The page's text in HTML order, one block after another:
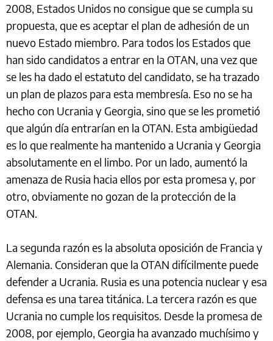
2008, Estados Unidos no consigue que se cumpla su
propuesta, que es aceptar el plan de adhesión de un
nuevo Estado miembro. Para todos los Estados que
han sido candidatos a entrar en la OTAN, una vez que
se les ha dado el estatuto del candidato, se ha trazado
un plan de plazos para esta membresía. Eso no se ha
hecho con Ucrania y Georgia, sino que se les prometió
que algún día entrarían en la OTAN. Esta ambigüedad
es lo que realmente ha mantenido a Ucrania y Georgia
absolutamente en el limbo. Por un lado, aumentó la
amenaza de Rusia hacia ellos por esta promesa y, por
otro, obviamente no gozan de la protección de la
OTAN.
La segunda razón es la absoluta oposición de Francia y
Alemania. Consideran que la OTAN difícilmente puede
defender a Ucrania. Rusia es una potencia nuclear y esa
defensa es una tarea titánica. La tercera razón es que
Ucrania no cumple los requisitos. Desde la promesa de
2008, por ejemplo, Georgia ha avanzado muchísimo y